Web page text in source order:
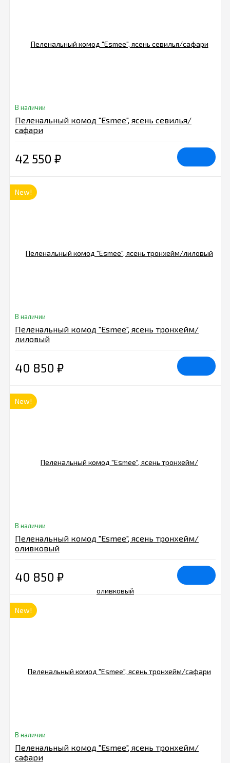
В наличии
Пеленальный комод "Esmee", ясень севилья/
сафари
42 550 ₽
New!
В наличии
Пеленальный комод "Esmee", ясень тронхейм/
лиловый
40 850 ₽
New!
В наличии
Пеленальный комод "Esmee", ясень тронхейм/
оливковый
40 850 ₽
New!
В наличии
Пеленальный комод "Esmee", ясень тронхейм/
сафари